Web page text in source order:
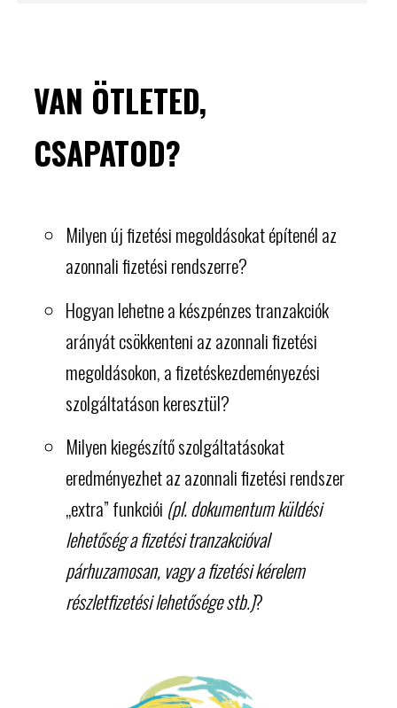
VAN ÖTLETED,
CSAPATOD?
Milyen új fizetési megoldásokat építenél az
azonnali fizetési rendszerre?
Hogyan lehetne a készpénzes tranzakciók
arányát csökkenteni az azonnali fizetési
megoldásokon, a fizetéskezdeményezési
szolgáltatáson keresztül?
Milyen kiegészítő szolgáltatásokat
eredményezhet az azonnali fizetési rendszer
„extra” funkciói (pl. dokumentum küldési
lehetőség a fizetési tranzakcióval
párhuzamosan, vagy a fizetési kérelem
részletfizetési lehetősége stb.)?